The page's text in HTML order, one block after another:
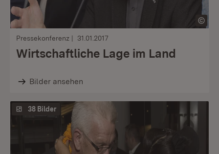
Pressekonferenz 31.01.2017
Wirtschaftliche Lage im Land
Bilder ansehen
38 Bilder